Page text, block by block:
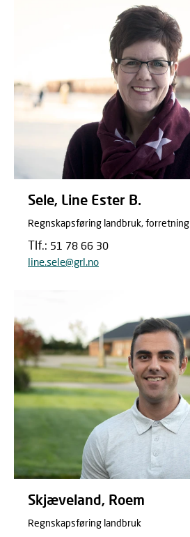
Sele, Line Ester B.
Regnskapsføring landbruk, forretning
Tlf.: 51 78 66 30
line.sele@grl.no
Skjæveland, Roem
Regnskapsføring landbruk